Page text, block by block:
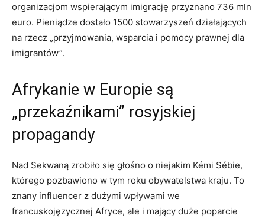
organizacjom wspierającym imigrację przyznano 736 mln
euro. Pieniądze dostało 1500 stowarzyszeń działających
na rzecz „przyjmowania, wsparcia i pomocy prawnej dla
imigrantów”.
Afrykanie w Europie są
„przekaźnikami” rosyjskiej
propagandy
Nad Sekwaną zrobiło się głośno o niejakim Kémi Sébie,
którego pozbawiono w tym roku obywatelstwa kraju. To
znany influencer z dużymi wpływami we
francuskojęzycznej Afryce, ale i mający duże poparcie